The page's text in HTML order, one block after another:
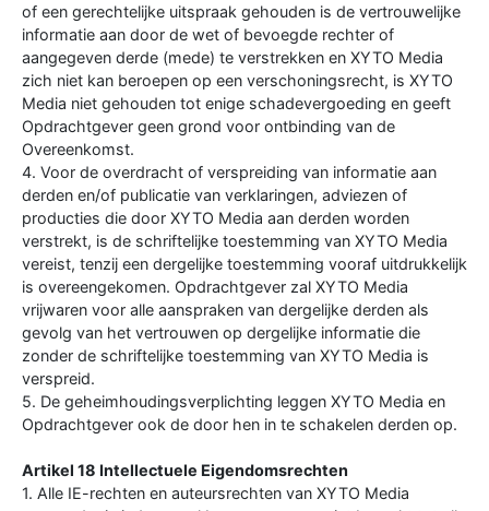
of een gerechtelijke uitspraak gehouden is de vertrouwelijke
informatie aan door de wet of bevoegde rechter of
aangegeven derde (mede) te verstrekken en XYTO Media
zich niet kan beroepen op een verschoningsrecht, is XYTO
Media niet gehouden tot enige schadevergoeding en geeft
Opdrachtgever geen grond voor ontbinding van de
Overeenkomst.
4. Voor de overdracht of verspreiding van informatie aan
derden en/of publicatie van verklaringen, adviezen of
producties die door XYTO Media aan derden worden
verstrekt, is de schriftelijke toestemming van XYTO Media
vereist, tenzij een dergelijke toestemming vooraf uitdrukkelijk
is overeengekomen. Opdrachtgever zal XYTO Media
vrijwaren voor alle aanspraken van dergelijke derden als
gevolg van het vertrouwen op dergelijke informatie die
zonder de schriftelijke toestemming van XYTO Media is
verspreid.
5. De geheimhoudingsverplichting leggen XYTO Media en
Opdrachtgever ook de door hen in te schakelen derden op.
Artikel 18 Intellectuele Eigendomsrechten
1. Alle IE-rechten en auteursrechten van XYTO Media